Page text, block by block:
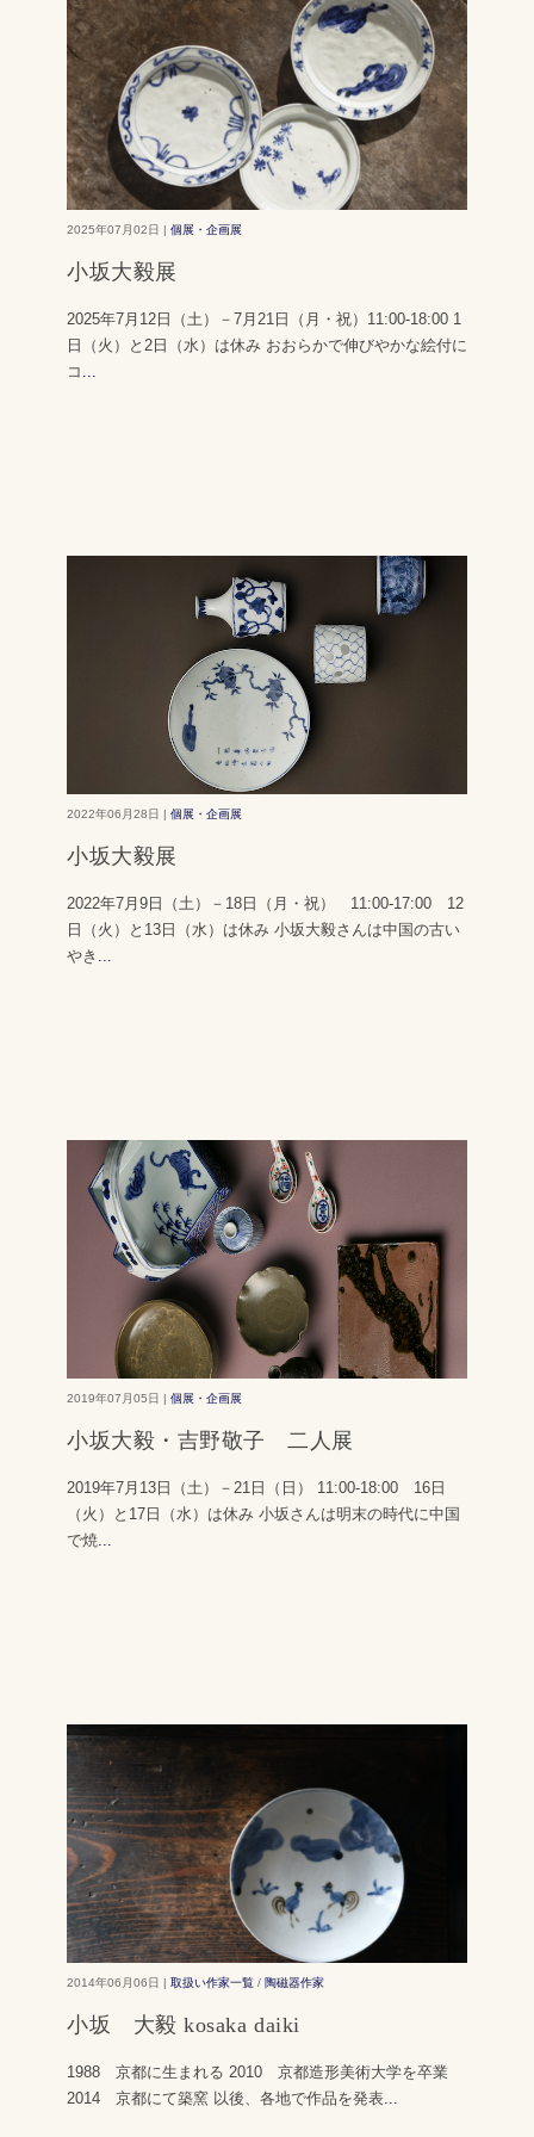
2025年07月02日 | 個展・企画展
小坂大毅展
2025年7月12日（土）－7月21日（月・祝）11:00-18:00 1
日（火）と2日（水）は休み おおらかで伸びやかな絵付に
コ ...
2022年06月28日 | 個展・企画展
小坂大毅展
2022年7月9日（土）－18日（月・祝） 11:00-17:00 12
日（火）と13日（水）は休み 小坂大毅さんは中国の古い
やき ...
2019年07月05日 | 個展・企画展
小坂大毅・吉野敬子 二人展
2019年7月13日（土）－21日（日） 11:00-18:00 16日
（火）と17日（水）は休み 小坂さんは明末の時代に中国
で焼...
2014年06月06日 | 取扱い作家一覧 / 陶磁器作家
小坂 大毅 kosaka daiki
1988 京都に生まれる 2010 京都造形美術大学を卒業
2014 京都にて築窯 以後、各地で作品を発表...